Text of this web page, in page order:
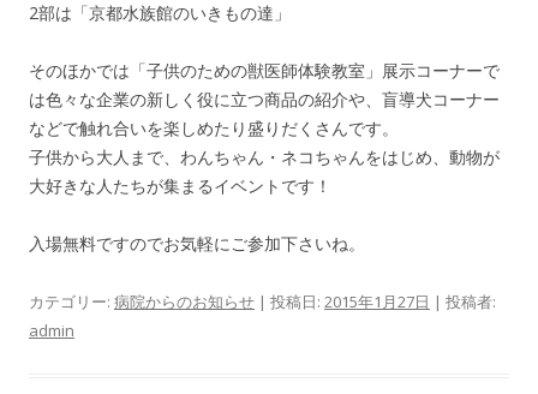
2部は「京都水族館のいきもの達」
そのほかでは「子供のための獣医師体験教室」展示コーナーで
は色々な企業の新しく役に立つ商品の紹介や、盲導犬コーナー
などで触れ合いを楽しめたり盛りだくさんです。
子供から大人まで、わんちゃん・ネコちゃんをはじめ、動物が
大好きな人たちが集まるイベントです！
入場無料ですのでお気軽にご参加下さいね。
カテゴリー: 病院からのお知らせ | 投稿日: 2015年1月27日 | 投稿者:
admin